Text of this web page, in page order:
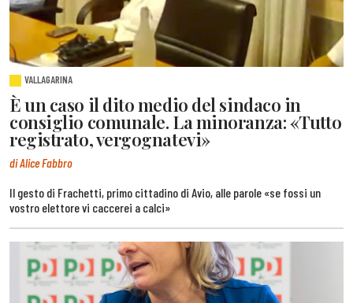
VALLAGARINA
È un caso il dito medio del sindaco in
consiglio comunale. La minoranza: «Tutto
registrato, vergognatevi»
di Alice Fabbro
Il gesto di Frachetti, primo cittadino di Avio, alle parole «se fossi un
vostro elettore vi caccerei a calci»